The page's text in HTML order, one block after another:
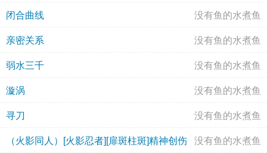
闭合曲线 没有鱼的水煮鱼
亲密关系 没有鱼的水煮鱼
弱水三千 没有鱼的水煮鱼
漩涡 没有鱼的水煮鱼
寻刀 没有鱼的水煮鱼
（火影同人）[火影忍者][扉斑柱斑]精神创伤 没有鱼的水煮鱼